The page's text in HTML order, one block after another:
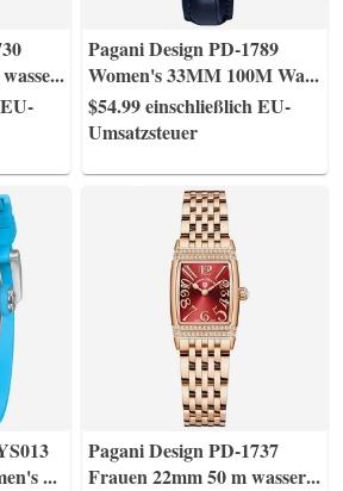
...
Pagani Design PD-1789
Women's 33MM 100M Wa...
$54.99einschließlich EU-
Umsatzsteuer
...
Pagani Design PD-1737
Frauen 22mm 50 m wasser...